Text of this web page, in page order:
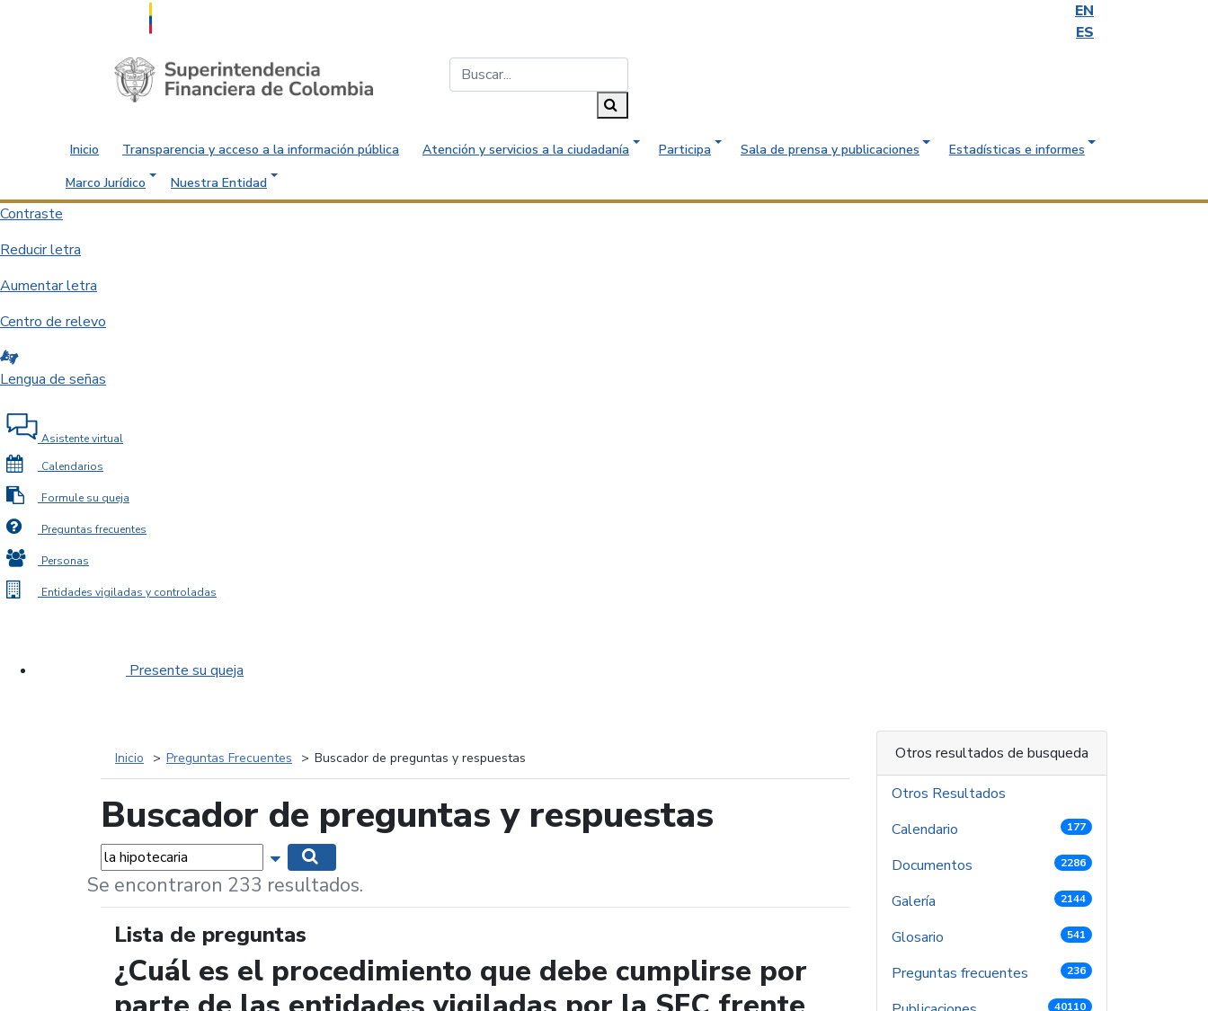
EN
ES
Saltar al contenido principal
Inicio Transparencia y acceso a la información pública Atención y servicios a la ciudadanía Participa Sala de prensa y publicaciones
Estadísticas e informes
Marco Jurídico
Nuestra Entidad
Contraste
Reducir letra
Aumentar letra
Centro de relevo
Lengua de señas
Asistente virtual
Calendarios
Formule su queja
Preguntas frecuentes
Personas
Entidades vigiladas y controladas
Presente su queja
Inicio Preguntas Frecuentes Buscador de preguntas y respuestas
Buscador de preguntas y respuestas
Palabras... Mostrar opciones de búsqueda
Se encontraron 233 resultados.
Lista de preguntas
¿Cuál es el procedimiento que debe cumplirse por
Otros resultados de busqueda
Otros Resultados
Calendario
177
Documentos 2286
Galería 2144
Glosario 541
Preguntas frecuentes 236
40110